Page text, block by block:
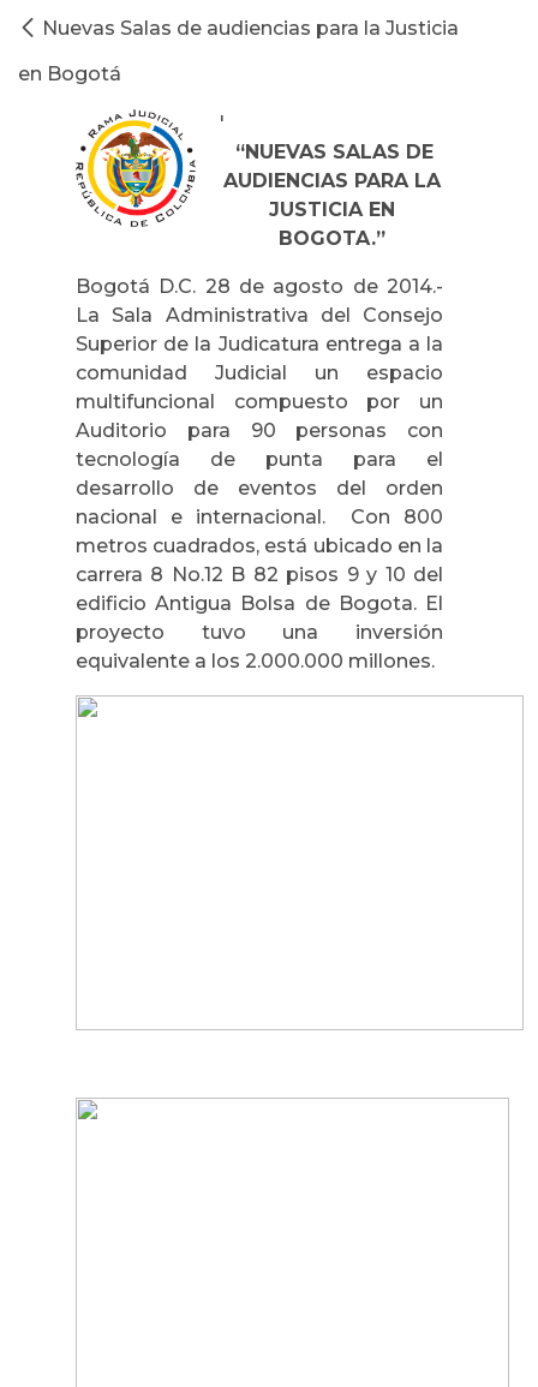
Nuevas Salas de audiencias para la Justicia
en Bogotá
'
“NUEVAS SALAS DE
AUDIENCIAS PARA LA
JUSTICIA EN
BOGOTA.”
Bogotá D.C. 28 de agosto de 2014.-
La Sala Administrativa del Consejo
Superior de la Judicatura entrega a la
comunidad Judicial un espacio
multifuncional compuesto por un
Auditorio para 90 personas con
tecnología de punta para el
desarrollo de eventos del orden
nacional e internacional. Con 800
metros cuadrados, está ubicado en la
carrera 8 No.12 B 82 pisos 9 y 10 del
edificio Antigua Bolsa de Bogota. El
proyecto tuvo una inversión
equivalente a los 2.000.000 millones.